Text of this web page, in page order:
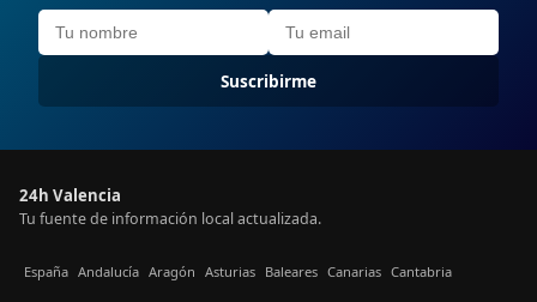
Suscribirme
24h Valencia
Tu fuente de información local actualizada.
España Andalucía Aragón Asturias Baleares Canarias Cantabria